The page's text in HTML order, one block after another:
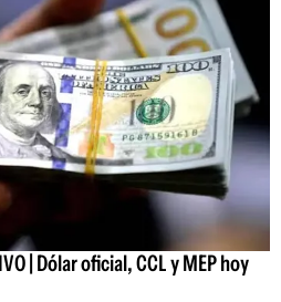
| Dólar oficial, CCL y MEP hoy